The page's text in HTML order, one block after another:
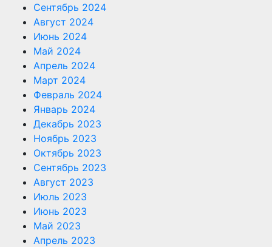
Сентябрь 2024
Август 2024
Июнь 2024
Май 2024
Апрель 2024
Март 2024
Февраль 2024
Январь 2024
Декабрь 2023
Ноябрь 2023
Октябрь 2023
Сентябрь 2023
Август 2023
Июль 2023
Июнь 2023
Май 2023
Апрель 2023